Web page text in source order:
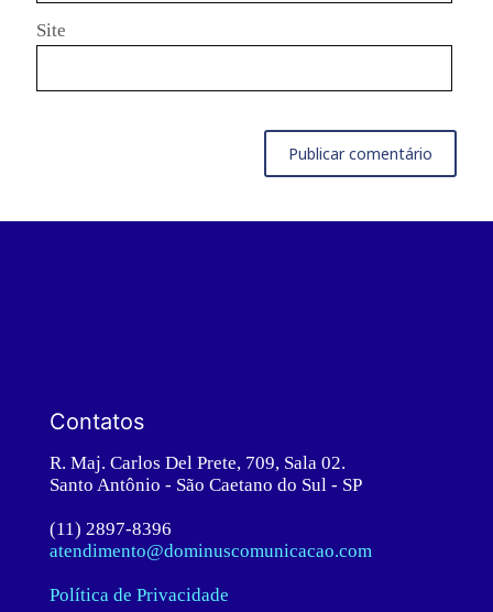
Site
Contatos
R. Maj. Carlos Del Prete, 709, Sala 02.
Santo Antônio - São Caetano do Sul - SP
(11) 2897-8396
atendimento@dominuscomunicacao.com
Política de Privacidade